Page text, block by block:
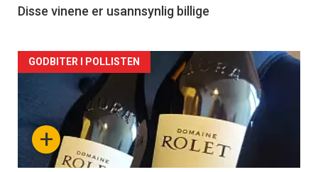
2
Disse vinene er usannsynlig billige
Forsiden
akkurat
nå+
GODBITER I POLLISTEN